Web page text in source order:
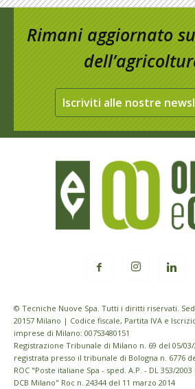
Rimani aggiornato
Iscriviti alle nostre
© Tecniche Nuove Spa. Tutti i diritti riservati.
20157 Milano | Codice fiscale, Partita IVA e
imprese di Milano: 00753480151
Registrazione Tribunale di Milano n. 69 del 05/
registrata presso il tribunale di Bologna n. 6776
ROC "Poste italiane Spa - sped. A.P. - DL 353/
DCB Milano" Roc n. 24344 del 11 marzo 2014